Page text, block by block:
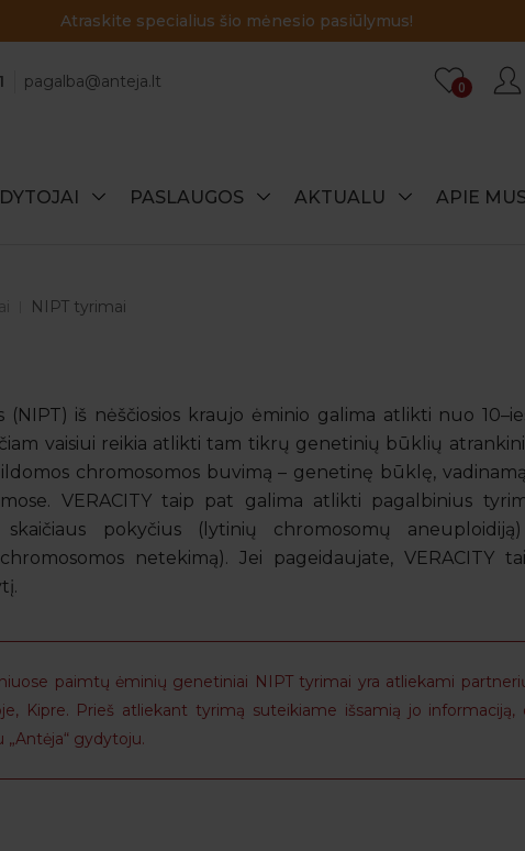
Atraskite specialius šio mėnesio pasiūlymus!
pagalba@anteja.lt 0
PASLAUGOS AKTUALU APIE
NIPT tyrimai
iš nėščiosios kraujo ėminio galima atlikti nuo
vaisiui reikia atlikti tam tikrų genetinių būklių
chromosomos buvimą – genetinę būklę,
VERACITY taip pat galima atlikti pagalbinius
pokyčius (lytinių chromosomų
netekimą). Jei pageidaujate, VERACITY
paimtų ėminių genetiniai NIPT tyrimai yra atliekami
Kipre. Prieš atliekant tyrimą suteikiame išsamią jo informaciją,
gydytoju.